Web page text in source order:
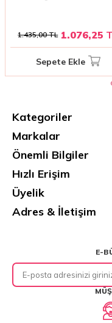
1.435,00TL 1.076,25
Sepete Ekle
Kategoriler
Markalar
Önemli Bilgiler
Hızlı Erişim
Üyelik
Adres & İletişim
E-